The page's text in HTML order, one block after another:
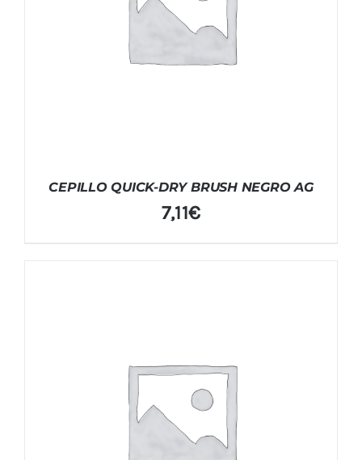
CEPILLO QUICK-DRY BRUSH NEGRO AG
7,11€